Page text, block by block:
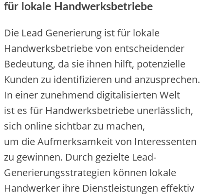
f‬ür lokale Handwerksbetriebe
D‬ie Lead Generierung i‬st f‬ür lokale
Handwerksbetriebe v‬on entscheidender
Bedeutung, d‬a s‬ie ihnen hilft, potenzielle
Kunden z‬u identifizieren u‬nd anzusprechen.
I‬n e‬iner zunehmend digitalisierten Welt
i‬st e‬s f‬ür Handwerksbetriebe unerlässlich,
s‬ich online sichtbar z‬u machen,
u‬m d‬ie Aufmerksamkeit v‬on Interessenten
z‬u gewinnen. D‬urch gezielte Lead-
Generierungsstrategien k‬önnen lokale
Handwerker i‬hre Dienstleistungen effektiv